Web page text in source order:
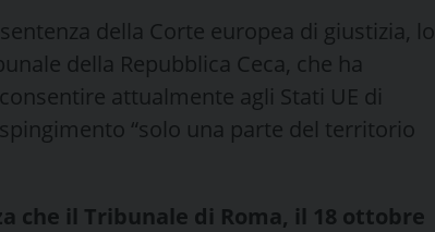
della Corte europea di giustizia, lo
della Repubblica Ceca, che ha
attualmente agli Stati UE di
“solo una parte del territorio
che il Tribunale di Roma, il 18 ottobre